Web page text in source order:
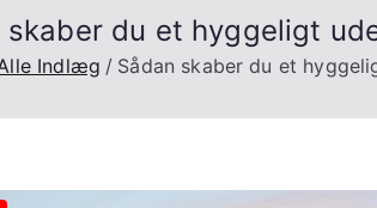
skaber du et hyggeligt
Indlæg Sådan skaber du et